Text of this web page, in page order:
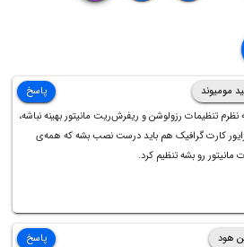
مومیوند
نظرم تنظیمات رزولوشن و ریفرش‌ریت مانیتور بهینه نباشه،
کارت گرافیک هم باید درست نصب بشه که همه‌ی
مانیتور رو بشه تنظیم کرد.
پاسخ
هود
پاسخ